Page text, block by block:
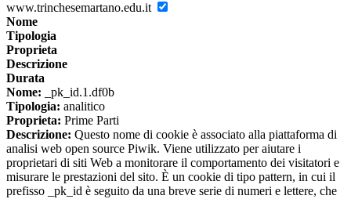
www.trinchesemartano.edu.it
Nome
Tipologia
Proprieta
Descrizione
Durata
Nome: _pk_id.1.df0b
Tipologia: analitico
Proprieta: Prime Parti
Descrizione: Questo nome di cookie è associato alla piattaforma di
analisi web open source Piwik. Viene utilizzato per aiutare i
proprietari di siti Web a monitorare il comportamento dei visitatori e
misurare le prestazioni del sito. È un cookie di tipo pattern, in cui il
prefisso _pk_id è seguito da una breve serie di numeri e lettere, che